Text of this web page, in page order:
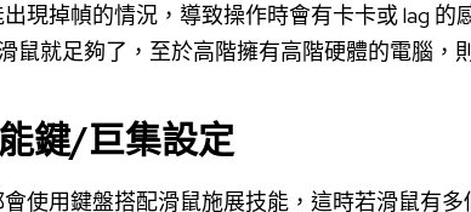
現掉幀的情況，導致操作時會有卡卡或 lag
鼠就足夠了，至於高階擁有高階硬體的電腦，
鍵/巨集設定
使用鍵盤搭配滑鼠施展技能，這時若滑鼠有